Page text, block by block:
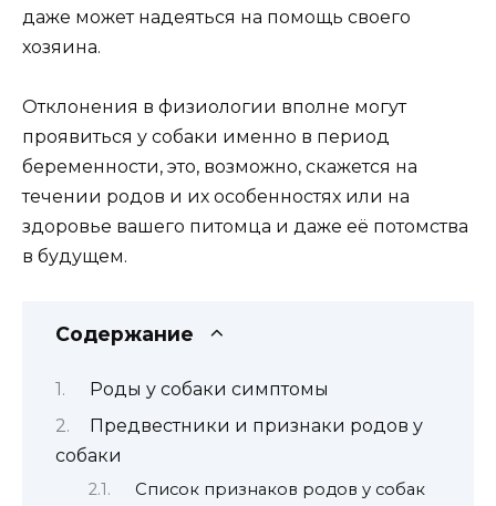
даже может надеяться на помощь своего
хозяина.
Отклонения в физиологии вполне могут
проявиться у собаки именно в период
беременности, это, возможно, скажется на
течении родов и их особенностях или на
здоровье вашего питомца и даже её потомства
в будущем.
Содержание
Роды у собаки симптомы
Предвестники и признаки родов у
собаки
Список признаков родов у собак